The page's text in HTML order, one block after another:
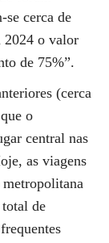
se cerca de
2024 o valor
de 75%”.
(cerca
o
central nas
as viagens
metropolitana
de